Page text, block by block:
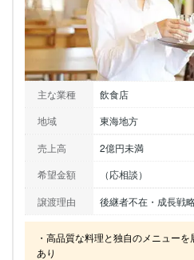
主な業種
飲食店
地域
東海地方
売上高
2億円未満
希望金額
（応相談）
譲渡理由
後継者不在・成長戦
・高品質な料理と独自のメニュー
あり